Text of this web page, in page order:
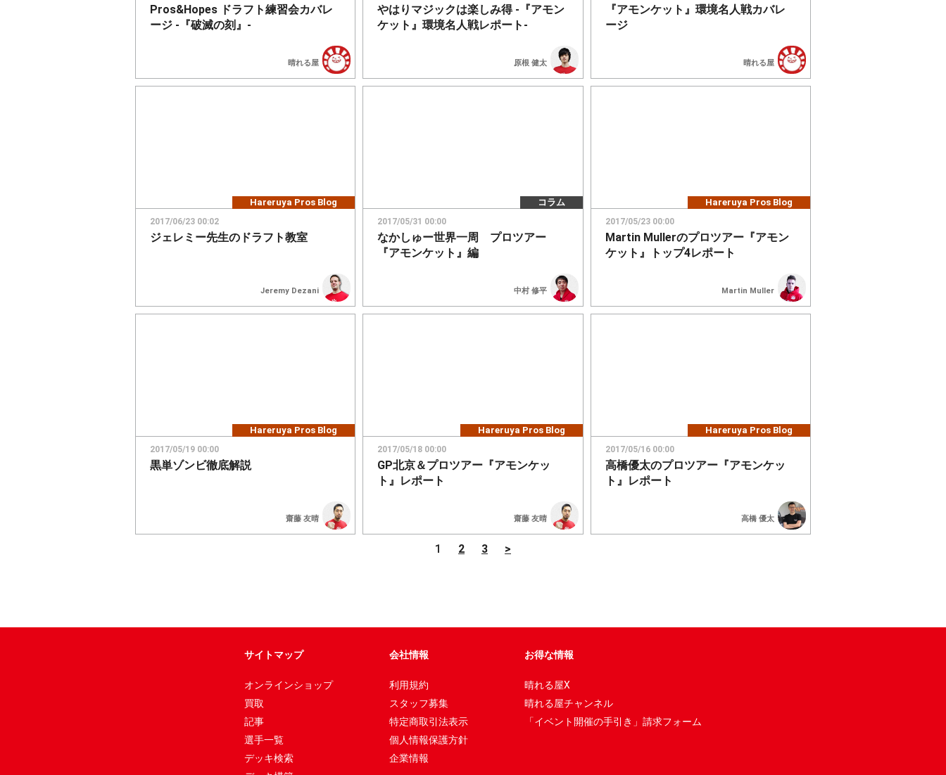
晴れる屋
Pros&Hopes ドラフト練習会カバレ
ージ -『破滅の刻』-
原根 健太
やはりマジックは楽しみ得 -『アモン
ケット』環境名人戦レポート-
晴れる屋
『アモンケット』環境名人戦カバレ
ージ
Hareruya Pros Blog
Jeremy Dezani
ジェレミー先生のドラフト教室
2017/06/23 00:02
コラム
中村 修平
なかしゅー世界一周 プロツアー
『アモンケット』編
2017/05/31 00:00
Hareruya Pros Blog
Martin Muller
Martin Mullerのプロツアー『アモン
ケット』トップ4レポート
2017/05/23 00:00
Hareruya Pros Blog
齋藤 友晴
黒単ゾンビ徹底解説
2017/05/19 00:00
Hareruya Pros Blog
齋藤 友晴
GP北京＆プロツアー『アモンケッ
ト』レポート
2017/05/18 00:00
Hareruya Pros Blog
高橋 優太
高橋優太のプロツアー『アモンケッ
ト』レポート
2017/05/16 00:00
1 2 3 >
サイトマップ
オンラインショップ
買取
記事
選手一覧
デッキ検索
会社情報
利用規約
スタッフ募集
特定商取引法表示
個人情報保護方針
企業情報
お得な情報
晴れる屋X
晴れる屋チャンネル
「イベント開催の手引き」請求フォーム